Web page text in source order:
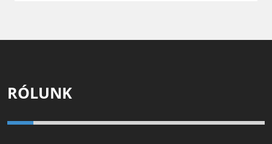
RÓLUNK